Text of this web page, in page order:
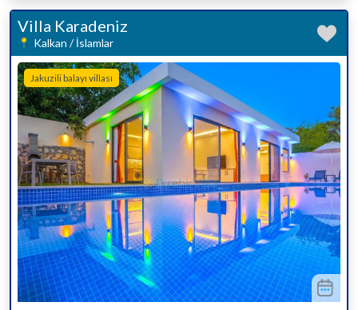
Villa Karadeniz
Kalkan / İslamlar
Jakuzili balayı villası